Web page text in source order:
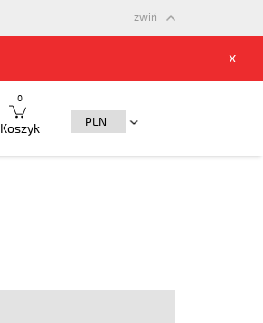
x
zwiń
Koszyk
0